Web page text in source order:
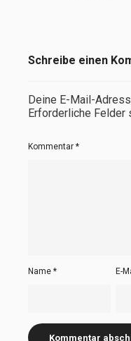
Schreibe einen
Deine E-Mail-
Erforderliche Felder
Kommentar *
Name * E-